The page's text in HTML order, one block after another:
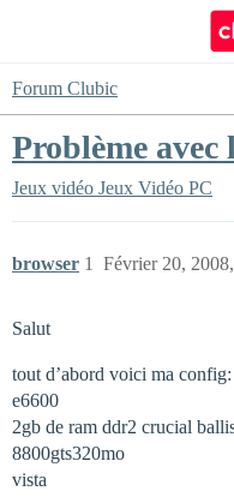
Forum Clubic
Problème
Jeux vidéo Jeux Vidéo PC
browser Février 20,
1
Salut
tout d’abord voici ma config:
e6600
2gb de ram ddr2 crucial
8800gts320mo
vista